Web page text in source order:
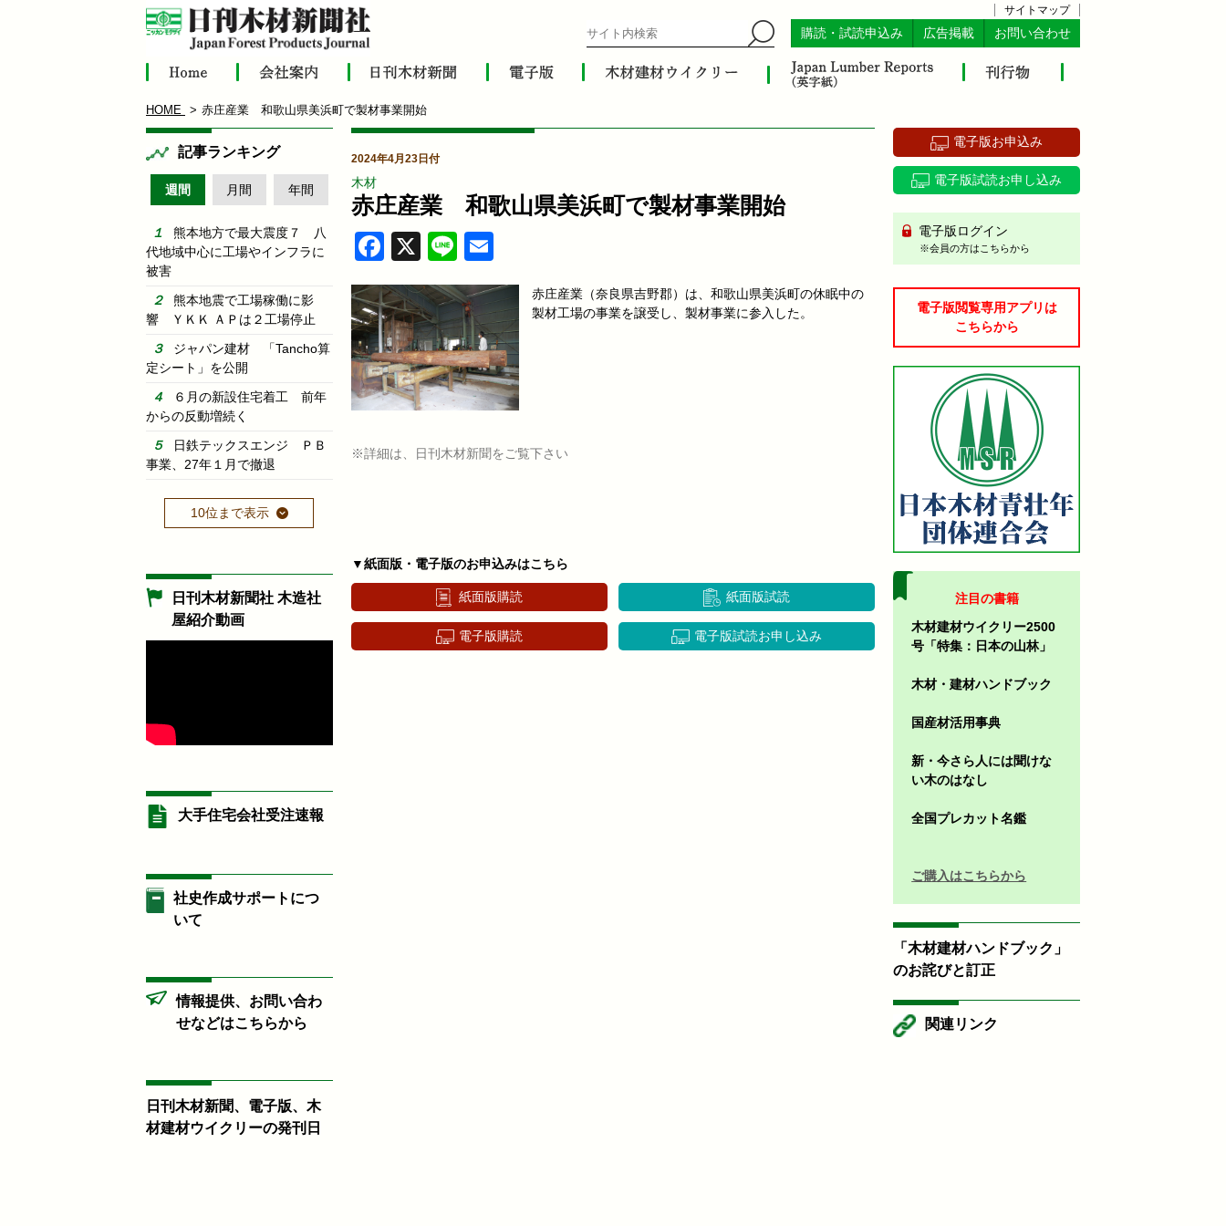
サイトマップ
購読・試読申込み 広告掲載 お問い合わせ
HOME 赤庄産業 和歌山県美浜町で製材事業開始
2024年4月23日付
木材
赤庄産業 和歌山県美浜町で製材事業開始
Facebook
X Line
赤庄産業（奈良県吉野郡）は、和歌山県美浜町の休眠中の
製材工場の事業を譲受し、製材事業に参入した。
※詳細は、日刊木材新聞をご覧下さい
▼紙面版・電子版のお申込みはこちら
紙面版購読 紙面版試読
電子版購読 電子版試読お申し込み
記事ランキング
週間 月間 年間
熊本地方で最大震度７ 八
代地域中心に工場やインフラに
被害
熊本地震で工場稼働に影
響 ＹＫＫ ＡＰは２工場停止
ジャパン建材 「Tancho算
定シート」を公開
６月の新設住宅着工 前年
からの反動増続く
日鉄テックスエンジ ＰＢ
事業、27年１月で撤退
10位まで表示
日刊木材新聞社 木造社
屋紹介動画
大手住宅会社受注速報
社史作成サポートにつ
いて
情報提供、お問い合わ
せなどはこちらから
日刊木材新聞、電子版、木
材建材ウイクリーの発刊日
電子版お申込み
電子版試読お申し込み
電子版ログイン
※会員の方はこちらから
電子版閲覧専用アプリは
こちらから
注目の書籍
木材建材ウイクリー2500
号「特集：日本の山林」
木材・建材ハンドブック
国産材活用事典
新・今さら人には聞けな
い木のはなし
全国プレカット名鑑
ご購入はこちらから
「木材建材ハンドブック」
のお詫びと訂正
関連リンク